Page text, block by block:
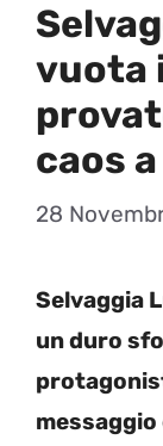
vuota
caos
28
Selvaggia
un duro